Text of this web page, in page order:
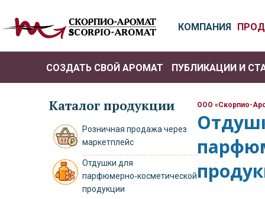
КОМПАНИЯ
СОЗДАТЬ СВОЙ АРОМАТ
ПУБЛИКАЦИИ И
Каталог продукции
Розничная продажа через
маркетплейс
Отдушки для
парфюмерно‑косметической
продукции
ООО «Скорпио-